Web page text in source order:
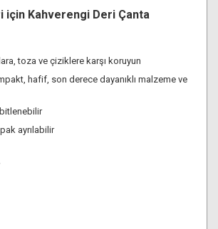
için Kahverengi Deri Çanta
toza ve çiziklere karşı koruyun
hafif, son derece dayanıklı malzeme ve
ayrılabilir